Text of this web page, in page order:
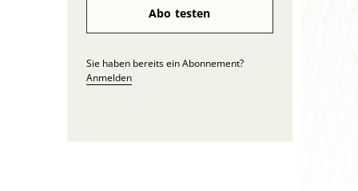
Abo testen
Sie haben bereits ein Abonnement?
Anmelden